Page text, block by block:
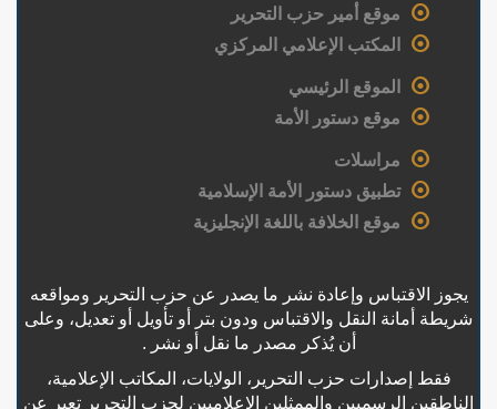
موقع أمير حزب التحرير
المكتب الإعلامي المركزي
الموقع الرئيسي
موقع دستور الأمة
مراسلات
تطبيق دستور الأمة الإسلامية
موقع الخلافة باللغة الإنجليزية
يجوز الاقتباس وإعادة نشر ما يصدر عن حزب التحرير ومواقعه
شريطة أمانة النقل والاقتباس ودون بتر أو تأويل أو تعديل، وعلى
أن يُذكر مصدر ما نقل أو نشر .
فقط إصدارات حزب التحرير، الولايات، المكاتب الإعلامية،
الناطقين الرسميين والممثلين الإعلاميين لحزب التحرير تعبر عن